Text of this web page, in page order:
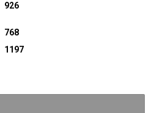
926
768
1197